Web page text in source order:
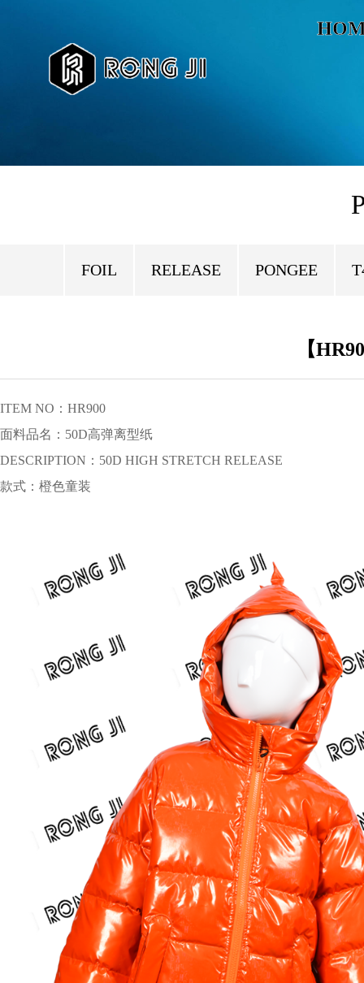
FOIL RELEASE PONGEE
【
ITEM NO：HR900
面料品名：50D高弹离型纸
DESCRIPTION：50D HIGH STRETCH RELEASE
款式：橙色童装